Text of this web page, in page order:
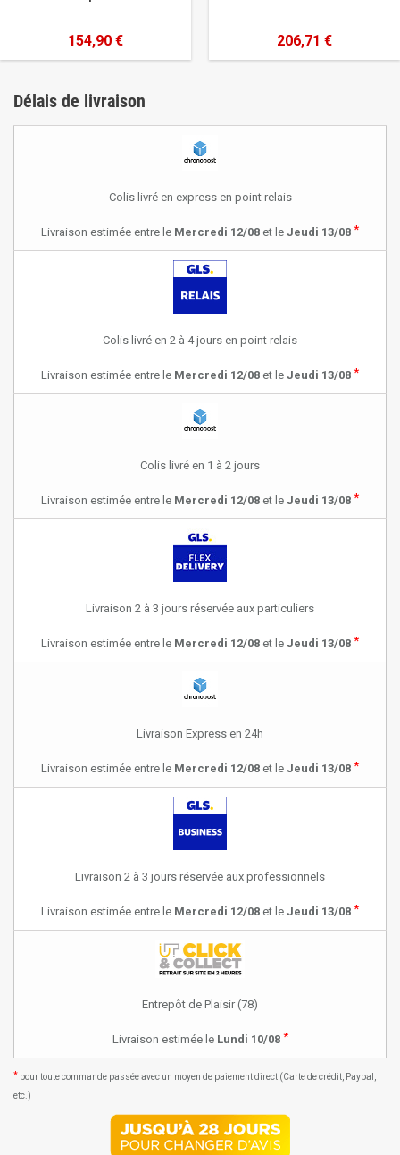
154,90 € 206,71 €
Délais de livraison
Colis livré en express en point relais
Livraison estimée entre le Mercredi 12/08 et le Jeudi 13/08 *
Colis livré en 2 à 4 jours en point relais
Livraison estimée entre le Mercredi 12/08 et le Jeudi 13/08 *
Colis livré en 1 à 2 jours
Livraison estimée entre le Mercredi 12/08 et le Jeudi 13/08 *
Livraison 2 à 3 jours réservée aux particuliers
Livraison estimée entre le Mercredi 12/08 et le Jeudi 13/08 *
Livraison Express en 24h
Livraison estimée entre le Mercredi 12/08 et le Jeudi 13/08 *
Livraison 2 à 3 jours réservée aux professionnels
Livraison estimée entre le Mercredi 12/08 et le Jeudi 13/08 *
Entrepôt de Plaisir (78)
Livraison estimée le Lundi 10/08 *
* pour toute commande passée avec un moyen de paiement direct (Carte de crédit, Paypal,
etc.)